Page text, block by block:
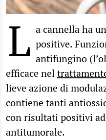
L a cannella ha
positive.
antifungino
efficace nel
lieve azione di
contiene tanti
con risultati positivi
antitumorale.